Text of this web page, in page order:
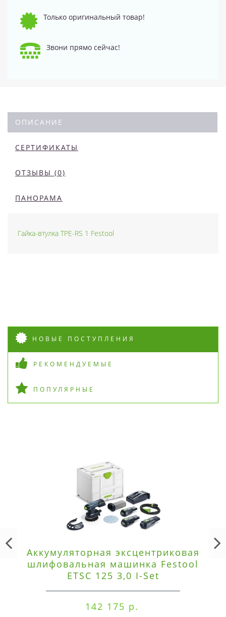
Только оригинальный товар!
Звони прямо сейчас!
ОПИСАНИЕ
СЕРТИФИКАТЫ
ОТЗЫВЫ (0)
ПАНОРАМА
Гайка-втулка TPE-RS 1 Festool
НОВЫЕ ПОСТУПЛЕНИЯ
РЕКОМЕНДУЕМЫЕ
ПОПУЛЯРНЫЕ
Аккумуляторная эксцентриковая
шлифовальная машинка Festool
ETSC 125 3,0 I-Set
142 175 р.